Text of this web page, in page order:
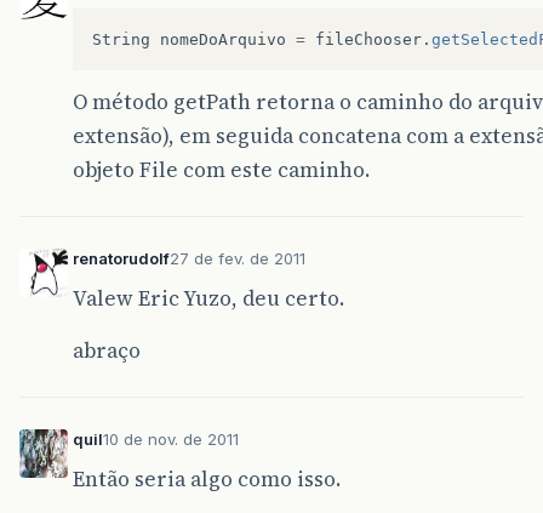
String nomeDoArquivo = fileChooser .
O método getPath retorna o caminho do
extensão), em seguida concatena com a
objeto File com este caminho.
renatorudolf27 de fev. de 2011
Valew Eric Yuzo, deu certo.
abraço
quil10 de nov. de 2011
Então seria algo como isso.